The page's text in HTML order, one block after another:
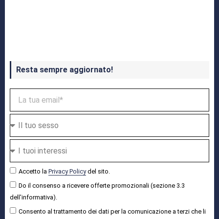
Resta sempre aggiornato!
Accetto la Privacy Policydel sito.
Do il consenso a ricevere offerte promozionali (sezione 3.3
dell'informativa).
Consento al trattamento dei dati per la comunicazione a terzi che li